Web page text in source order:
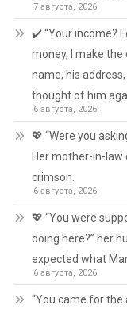
7 августа, 2026
✔️ “Your income?
money, I make the
name, his
thought of him
6 августа, 2026
💖 “Were you
Her mother-in-law
crimson.
6 августа, 2026
💖 “You were
doing here?” her
expected what
6 августа, 2026
“You came for the